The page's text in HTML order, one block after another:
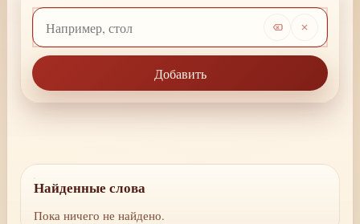
Добавить
Найденные слова
Пока ничего не найдено.